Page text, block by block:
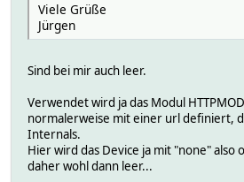
Viele Grüße
Jürgen
Sind bei mir auch leer.
Verwendet wird ja das Modul
normalerweise mit einer url definiert,
Internals.
Hier wird das Device ja mit "none" also
daher wohl dann leer...